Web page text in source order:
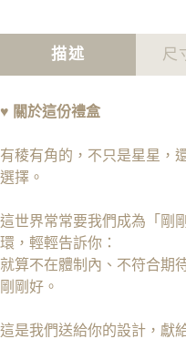
描述 尺
♥ 關於這份禮盒
有稜有角的，不只是星星，
選擇。
這世界常常要我們成為「剛
環，輕輕告訴你：
就算不在體制內、不符合期
剛剛好。
這是我們送給你的設計，獻